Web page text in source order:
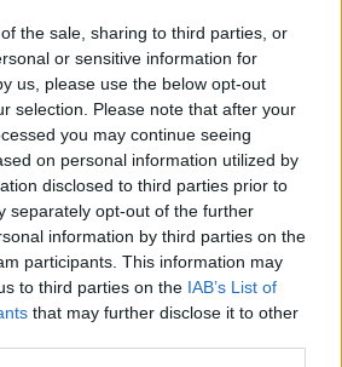
the sale, sharing to third parties, or
or sensitive information for
us, please use the below opt-out
selection. Please note that after your
you may continue seeing
on personal information utilized by
disclosed to third parties prior to
separately opt-out of the further
information by third parties on the
participants. This information may
to third parties on the IAB’s List of
that may further disclose it to other
Részvényopciós Ösztönző Program
14-én a társaság volt
társaság saját részvényeiből 7 921
került lehívásra. Az opciólehívás
történt. A Rába Nyrt. saját
állománya 450 629
hírarchívumához
előfizetéses